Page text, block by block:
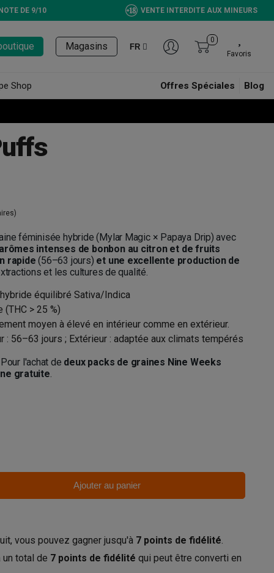
DE 9/10 VENTE INTERDITE AUX MINEURS
Magasins FR
0
Favoris
Shop Offres Spéciales Blog
féminisée hybride (Mylar Magic × Papaya Drip) avec
intenses de bonbon au citron et de fruits
rapide (56–63 jours) et une excellente production de
et les cultures de qualité.
équilibré Sativa/Indica
(THC > 25 %)
moyen à élevé en intérieur comme en extérieur.
: 56–63 jours ; Extérieur : adaptée aux climats tempérés
l'achat de deux packs de graines Nine Weeks
gratuite.
Ajouter au panier
vous pouvez gagner jusqu'à 7 points de fidélité.
un total de 7 points de fidélité qui peut être converti en